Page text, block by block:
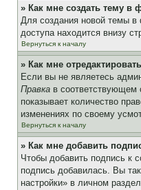
» Как мне создать тему в
Для создания новой темы в
доступа находится внизу
Вернуться к началу
» Как мне
Если вы не являетесь
Правка в соответствующем
показывает количество
изменениях по своему
Вернуться к началу
» Как мне добавить
Чтобы добавить подпись к
подпись добавилась. Вы
настройки» в личном